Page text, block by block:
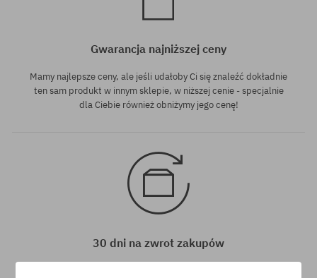
Gwarancja najniższej ceny
Mamy najlepsze ceny, ale jeśli udałoby Ci się znaleźć dokładnie
ten sam produkt w innym sklepie, w niższej cenie - specjalnie
dla Ciebie również obniżymy jego cenę!
30 dni na zwrot zakupów